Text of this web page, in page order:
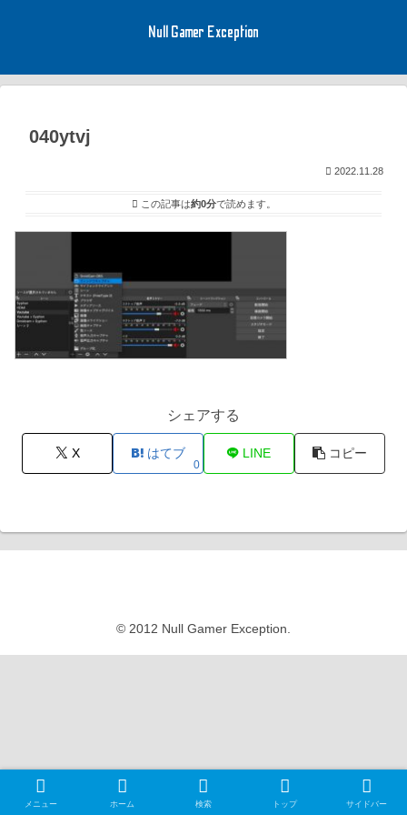
Null Gamer Exception
040ytvj
2022.11.28
この記事は約0分で読めます。
シェアする
X はてブ
0
LINE コピー
© 2012 Null Gamer Exception.
メニュー ホーム 検索 トップ サイドバー